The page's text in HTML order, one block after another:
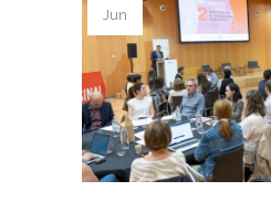
Jun